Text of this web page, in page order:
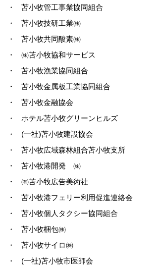
・
苫小牧管工事業協同組合
・
苫小牧技研工業㈱
・
苫小牧共同酸素㈱
・
㈱苫小牧協和サービス
・
苫小牧漁業協同組合
・
苫小牧金属板工業協同組合
・
苫小牧金融協会
・
ホテル苫小牧グリーンヒルズ
・
(一社)苫小牧建設協会
・
苫小牧広域森林組合苫小牧支所
・
苫小牧港開発 ㈱
・
㈲苫小牧広告美術社
・
苫小牧港フェリー利用促進連絡会
・
苫小牧個人タクシー協同組合
・
苫小牧梱包㈱
・
苫小牧サイロ㈱
・
(一社)苫小牧市医師会